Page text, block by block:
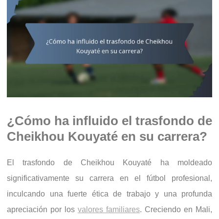
¿Cómo ha influido el trasfondo de
Cheikhou Kouyaté en su carrera?
El trasfondo de Cheikhou Kouyaté ha moldeado
significativamente su carrera en el fútbol profesional,
inculcando una fuerte ética de trabajo y una profunda
apreciación por los valores familiares. Creciendo en Mali,